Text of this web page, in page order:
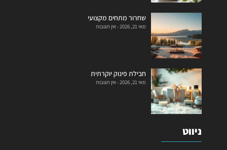
ניווט
שחרור מתחים מקצועי
מאי 21, 2026 אין תגובות
חבילת פינוק יוקרתית
מאי 21, 2026 אין תגובות